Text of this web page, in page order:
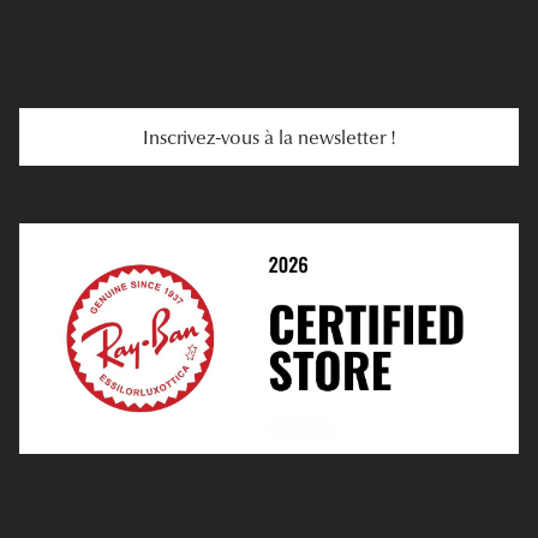
Entretenir Ses Lentilles
Prescription De Lentilles
Verres Unifocaux
Verres Progressifs
Mes Premières Lunettes
Médiation
Inscrivez-vous à la newsletter !